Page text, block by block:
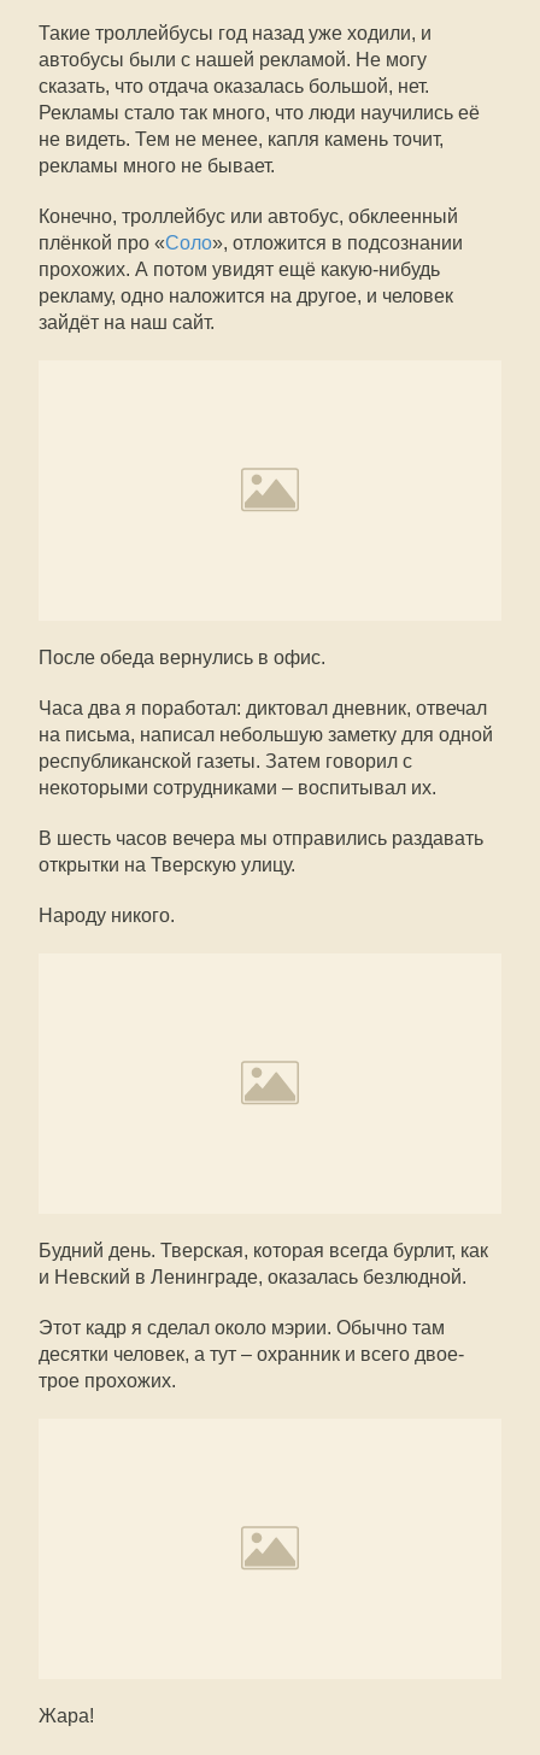
Такие троллейбусы год назад уже ходили, и
автобусы были с нашей рекламой. Не могу
сказать, что отдача оказалась большой, нет.
Рекламы стало так много, что люди научились её
не видеть. Тем не менее, капля камень точит,
рекламы много не бывает.
Конечно, троллейбус или автобус, обклеенный
плёнкой про «Соло», отложится в подсознании
прохожих. А потом увидят ещё какую-нибудь
рекламу, одно наложится на другое, и человек
зайдёт на наш сайт.
После обеда вернулись в офис.
Часа два я поработал: диктовал дневник, отвечал
на письма, написал небольшую заметку для одной
республиканской газеты. Затем говорил с
некоторыми сотрудниками – воспитывал их.
В шесть часов вечера мы отправились раздавать
открытки на Тверскую улицу.
Народу никого.
Будний день. Тверская, которая всегда бурлит, как
и Невский в Ленинграде, оказалась безлюдной.
Этот кадр я сделал около мэрии. Обычно там
десятки человек, а тут – охранник и всего двое-
трое прохожих.
Жара!